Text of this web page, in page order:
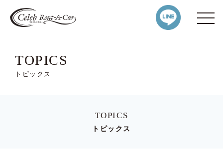
TOPICS
トピックス
TOPICS
トピックス